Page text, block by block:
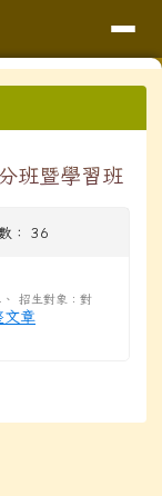
網
班暨學習班
： 36
招生對象：對
文章